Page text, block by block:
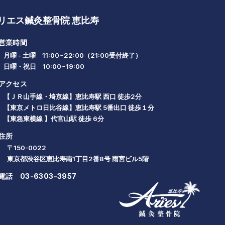
エス鍼灸整骨院 恵比寿
業時間
月曜 - 土曜 11:00~22:00（21:00受付終了）
日曜・祝日 10:00~19:00
クセス
【ＪＲ山手線・埼京線】恵比寿駅 西口 徒歩2分
【東京メトロ日比谷線】恵比寿駅 5番出口 徒歩１分
【東急東横線 】代官山駅 徒歩 6分
所
〒150-0022
東京都渋谷区恵比寿南1丁目2番8号 雨宮ビル5階
話 03-6303-3957